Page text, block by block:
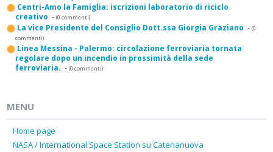
Centri-Amo la Famiglia: iscrizioni laboratorio di riciclo
creativo - (0 commenti)
La vice Presidente del Consiglio Dott.ssa Giorgia Graziano - (0
commenti)
Linea Messina - Palermo: circolazione ferroviaria tornata
regolare dopo un incendio in prossimità della sede
ferroviaria. - (0 commenti)
MENU
Home page
NASA / International Space Station su Catenanuova